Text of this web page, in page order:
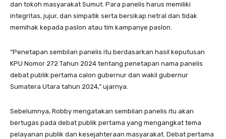
dan tokoh masyarakat Sumut. Para panelis harus memiliki
integritas, jujur, dan simpatik serta bersikap netral dan tidak
memihak kepada paslon atau tim kampanye paslon.
“Penetapan sembilan panelis itu berdasarkan hasil keputusan
KPU Nomor 272 Tahun 2024 tentang penetapan nama panelis
debat publik pertama calon gubernur dan wakil gubernur
Sumatera Utara tahun 2024,” ujarnya.
Sebelumnya, Robby mengatakan sembilan panelis itu akan
bertugas pada debat publik pertama yang mengangkat tema
pelayanan publik dan kesejahteraan masyarakat. Debat pertama